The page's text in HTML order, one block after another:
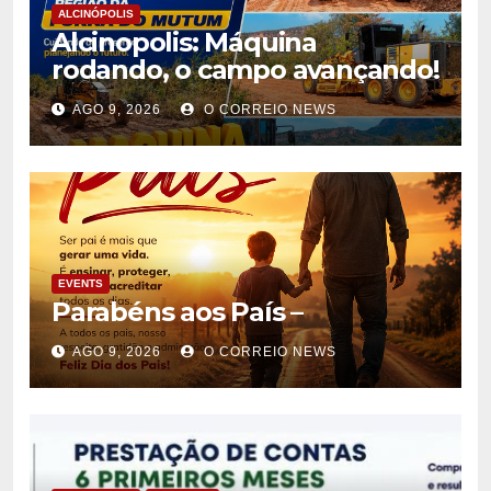
ALCINÓPOLIS
Alcinopolis: Máquina
rodando, o campo avançando!
AGO 9, 2026 O CORREIO NEWS
EVENTS
Parabéns aos País –
AGO 9, 2026 O CORREIO NEWS